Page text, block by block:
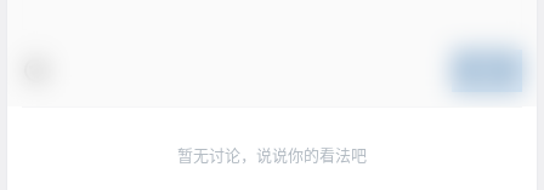
暂无讨论，说说你的看法吧